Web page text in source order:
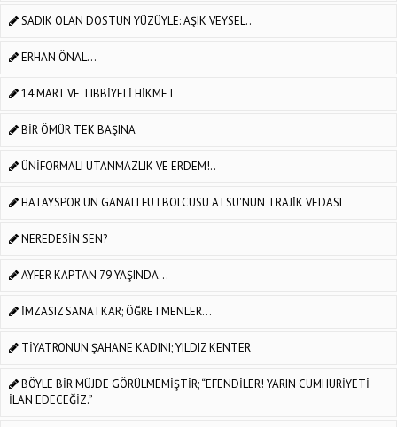
SADIK OLAN DOSTUN YÜZÜYLE: AŞIK VEYSEL..
ERHAN ÖNAL...
14 MART VE TIBBİYELİ HİKMET
BİR ÖMÜR TEK BAŞINA
ÜNİFORMALI UTANMAZLIK VE ERDEM!..
HATAYSPOR'UN GANALI FUTBOLCUSU ATSU'NUN TRAJİK VEDASI
NEREDESİN SEN?
AYFER KAPTAN 79 YAŞINDA...
İMZASIZ SANATKAR; ÖĞRETMENLER…
TİYATRONUN ŞAHANE KADINI; YILDIZ KENTER
BÖYLE BİR MÜJDE GÖRÜLMEMİŞTİR; “EFENDİLER! YARIN CUMHURİYETİ
İLAN EDECEĞİZ.”